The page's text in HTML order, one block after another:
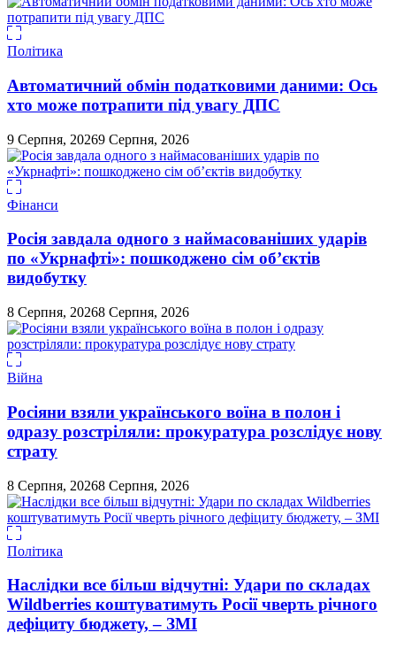
Політика
Автоматичний обмін податковими даними: Ось
хто може потрапити під увагу ДПС
9 Серпня, 20269 Серпня, 2026
Фінанси
Росія завдала одного з наймасованіших ударів
по «Укрнафті»: пошкоджено сім об’єктів
видобутку
8 Серпня, 20268 Серпня, 2026
Війна
Росіяни взяли українського воїна в полон і
одразу розстріляли: прокуратура розслідує нову
страту
8 Серпня, 20268 Серпня, 2026
Політика
Наслідки все більш відчутні: Удари по складах
Wildberries коштуватимуть Росії чверть річного
дефіциту бюджету, – ЗМІ